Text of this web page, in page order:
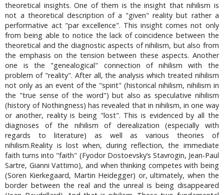
theoretical insights. One of them is the insight that nihilism is
not a theoretical description of a "given" reality but rather a
performative act "par excellence". This insight comes not only
from being able to notice the lack of coincidence between the
theoretical and the diagnostic aspects of nihilism, but also from
the emphasis on the tension between these aspects. Another
one is the "genealogical" connection of nihilism with the
problem of "reality". After all, the analysis which treated nihilism
not only as an event of the "spirit" (historical nihilism, nihilism in
the "true sense of the word") but also as speculative nihilism
(history of Nothingness) has revealed that in nihilism, in one way
or another, reality is being "lost". This is evidenced by all the
diagnoses of the nihilism of derealization (especially with
regards to literature) as well as various theories of
nihilism.Reality is lost when, during reflection, the immediate
faith turns into "faith" (Fyodor Dostoevsky’s Stavrogin, Jean-Paul
Sartre, Gianni Vattimo), and when thinking competes with being
(Soren Kierkegaard, Martin Heidegger) or, ultimately, when the
border between the real and the unreal is being disappeared